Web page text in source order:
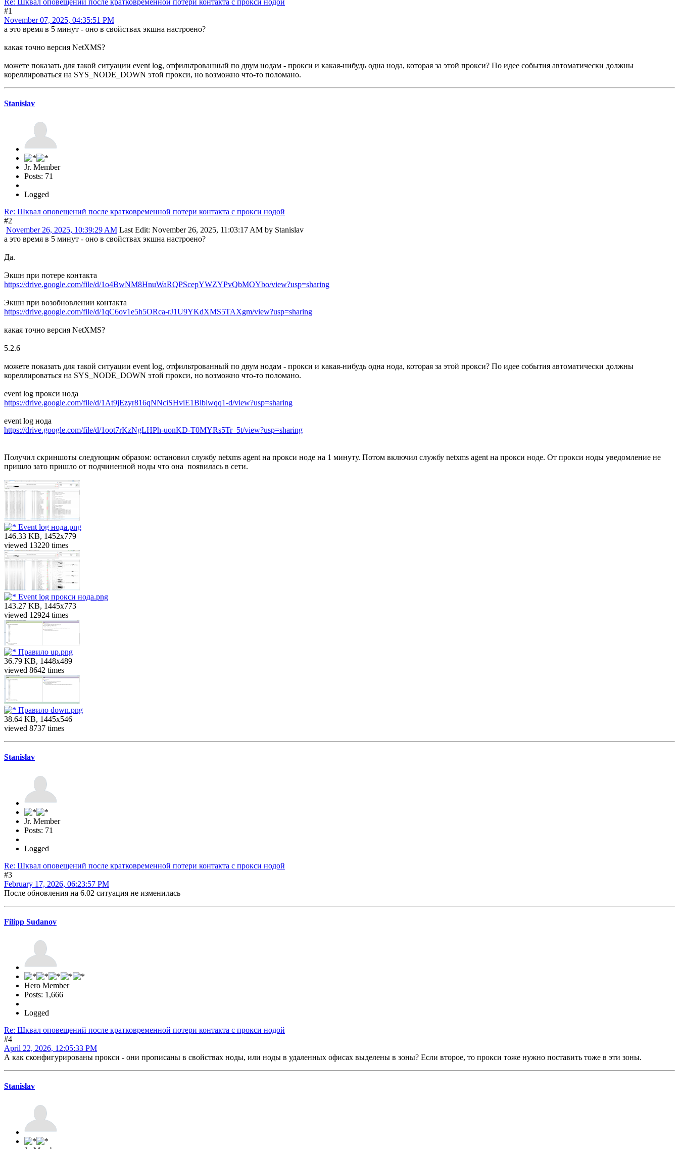
#1
November 07, 2025, 04:35:51 PM
а это время в 5 минут - оно в свойствах экшна настроено?
какая точно версия NetXMS?
можете показать для такой ситуации event log, отфильтрованный по двум нодам - прокси и какая-нибудь одна нода, которая за этой прокси? По идее события автоматически должны
кореллироваться на SYS_NODE_DOWN этой прокси, но возможно что-то поломано.
Stanislav
Jr. Member
Posts: 71
Logged
Re: Шквал оповещений после кратковременной потери контакта с прокси нодой
#2
November 26, 2025, 10:39:29 AM Last Edit: November 26, 2025, 11:03:17 AM by Stanislav
а это время в 5 минут - оно в свойствах экшна настроено?
Да.
Экшн при потере контакта
https://drive.google.com/file/d/1o4BwNM8HnuWaRQPScepYWZYPvQbMOYbo/view?usp=sharing
Экшн при возобновлении контакта
https://drive.google.com/file/d/1qC6ov1e5h5ORca-rJ1U9YKdXMS5TAXgm/view?usp=sharing
какая точно версия NetXMS?
5.2.6
можете показать для такой ситуации event log, отфильтрованный по двум нодам - прокси и какая-нибудь одна нода, которая за этой прокси? По идее события автоматически должны
кореллироваться на SYS_NODE_DOWN этой прокси, но возможно что-то поломано.
event log прокси нода
https://drive.google.com/file/d/1At9jEzyr816qNNciSHviE1Blblwqq1-d/view?usp=sharing
event log нода
https://drive.google.com/file/d/1oot7rKzNgLHPh-uonKD-T0MYRs5Tr_5t/view?usp=sharing
Получил скриншоты следующим образом: остановил службу netxms agent на прокси ноде на 1 минуту. Потом включил службу netxms agent на прокси ноде. От прокси ноды уведомление не
пришло зато пришло от подчиненной ноды что она появилась в сети.
Event log нода.png
146.33 KB, 1452x779
viewed 13220 times
Event log прокси нода.png
143.27 KB, 1445x773
viewed 12924 times
Правило up.png
36.79 KB, 1448x489
viewed 8642 times
Правило down.png
38.64 KB, 1445x546
viewed 8737 times
Stanislav
Jr. Member
Posts: 71
Logged
Re: Шквал оповещений после кратковременной потери контакта с прокси нодой
#3
February 17, 2026, 06:23:57 PM
После обновления на 6.02 ситуация не изменилась
Filipp Sudanov
Hero Member
Posts: 1,666
Logged
Re: Шквал оповещений после кратковременной потери контакта с прокси нодой
#4
April 22, 2026, 12:05:33 PM
А как сконфигурированы прокси - они прописаны в свойствах ноды, или ноды в удаленных офисах выделены в зоны? Если второе, то прокси тоже нужно поставить тоже в эти зоны.
Stanislav